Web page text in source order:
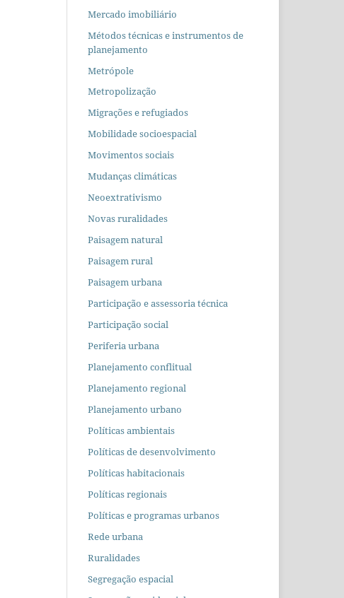
Mercado imobiliário
Métodos técnicas e instrumentos de
planejamento
Metrópole
Metropolização
Migrações e refugiados
Mobilidade socioespacial
Movimentos sociais
Mudanças climáticas
Neoextrativismo
Novas ruralidades
Paisagem natural
Paisagem rural
Paisagem urbana
Participação e assessoria técnica
Participação social
Periferia urbana
Planejamento conflitual
Planejamento regional
Planejamento urbano
Políticas ambientais
Políticas de desenvolvimento
Políticas habitacionais
Políticas regionais
Políticas e programas urbanos
Rede urbana
Ruralidades
Segregação espacial